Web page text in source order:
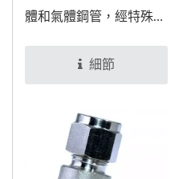
體和氣體鋼管，經特殊處
細節